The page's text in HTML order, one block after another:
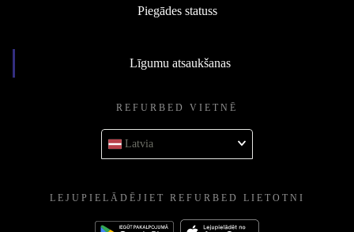
Piegādes statuss
Līgumu atsaukšanas
REFURBED VIETNĒ
Latvia
LEJUPIELĀDĒJIET REFURBED LIETOTNI